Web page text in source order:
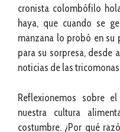
cronista colombófilo
haya, que cuando se
manzana lo probó en
para su sorpresa, desde
noticias de las
Reflexionemos sobre
nuestra cultura
costumbre. ¿Por qué